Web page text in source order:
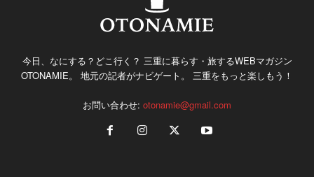
今日、なにする？どこ行く？ 三重に暮らす・旅するWEBマガジン
OTONAMIE。 地元の記者がナビゲート。 三重をもっと楽しもう！
お問い合わせ: otonamie@gmail.com